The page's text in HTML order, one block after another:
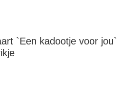
`Een kadootje voor jou`